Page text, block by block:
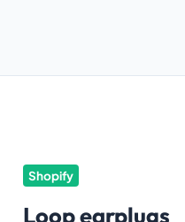
Shopify
Loop earplugs